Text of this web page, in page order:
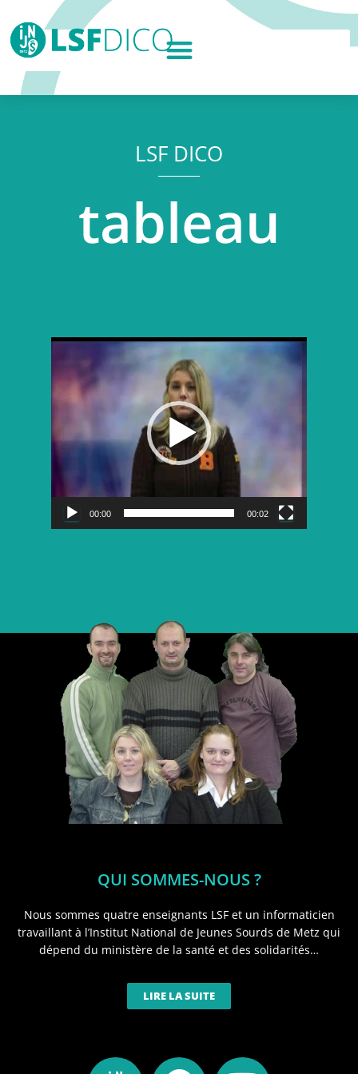
LSF DICO
tableau
Lecteur
vidéo
00:00 00:02
QUI SOMMES-NOUS ?
Nous sommes quatre enseignants LSF et un informaticien
travaillant à l’Institut National de Jeunes Sourds de Metz qui
dépend du ministère de la santé et des solidarités…
LIRE LA SUITE